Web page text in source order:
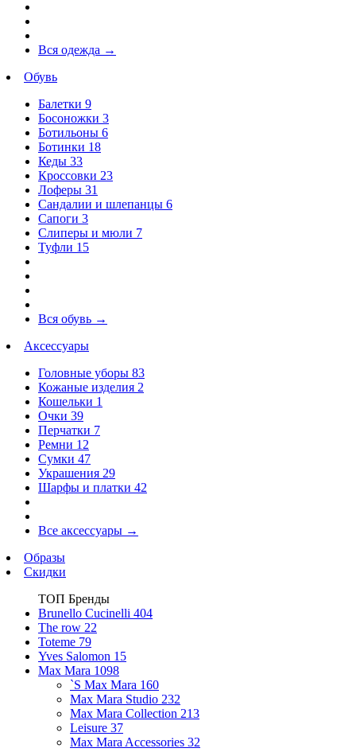
Вся одежда →
Обувь
Балетки 9
Босоножки 3
Ботильоны 6
Ботинки 18
Кеды 33
Кроссовки 23
Лоферы 31
Сандалии и шлепанцы 6
Сапоги 3
Слиперы и мюли 7
Туфли 15
Вся обувь →
Аксессуары
Головные уборы 83
Кожаные изделия 2
Кошельки 1
Очки 39
Перчатки 7
Ремни 12
Сумки 47
Украшения 29
Шарфы и платки 42
Все аксессуары →
Образы
Скидки
ТОП Бренды
Brunello Cucinelli 404
The row 22
Toteme 79
Yves Salomon 15
Max Mara 1098
`S Max Mara 160
Max Mara Studio 232
Max Mara Collection 213
Leisure 37
Max Mara Accessories 32